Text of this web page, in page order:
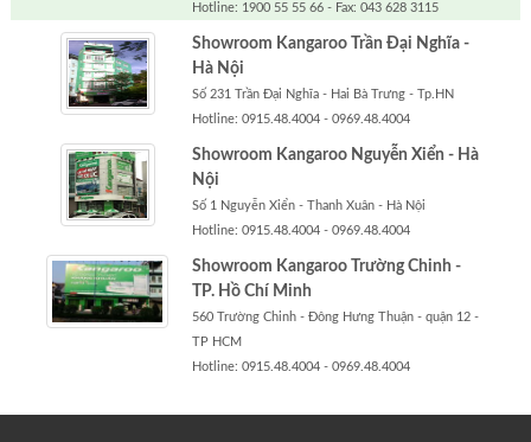
Hotline: 1900 55 55 66 - Fax: 043 628 3115
Showroom Kangaroo Trần Đại Nghĩa -
Hà Nội
Số 231 Trần Đại Nghĩa - Hai Bà Trưng - Tp.HN
Hotline: 0915.48.4004 - 0969.48.4004
Showroom Kangaroo Nguyễn Xiển - Hà
Nội
Số 1 Nguyễn Xiển - Thanh Xuân - Hà Nội
Hotline: 0915.48.4004 - 0969.48.4004
Showroom Kangaroo Trường Chinh -
TP. Hồ Chí Minh
560 Trường Chinh - Đông Hưng Thuận - quận 12 -
TP HCM
Hotline: 0915.48.4004 - 0969.48.4004